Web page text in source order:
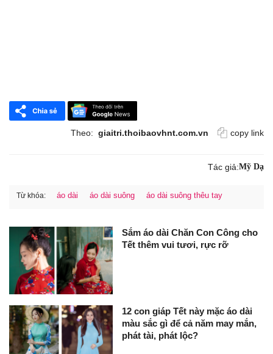
Theo: giaitri.thoibaovhnt.com.vn copy link
Tác giả:Mỹ Dạ
Từ khóa: áo dài áo dài suông áo dài suông thêu tay
Sắm áo dài Chăn Con Công cho
Tết thêm vui tươi, rực rỡ
12 con giáp Tết này mặc áo dài
màu sắc gì để cả năm may mắn,
phát tài, phát lộc?